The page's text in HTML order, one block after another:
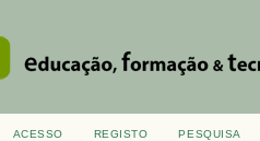
ACESSO REGISTO PESQUISA